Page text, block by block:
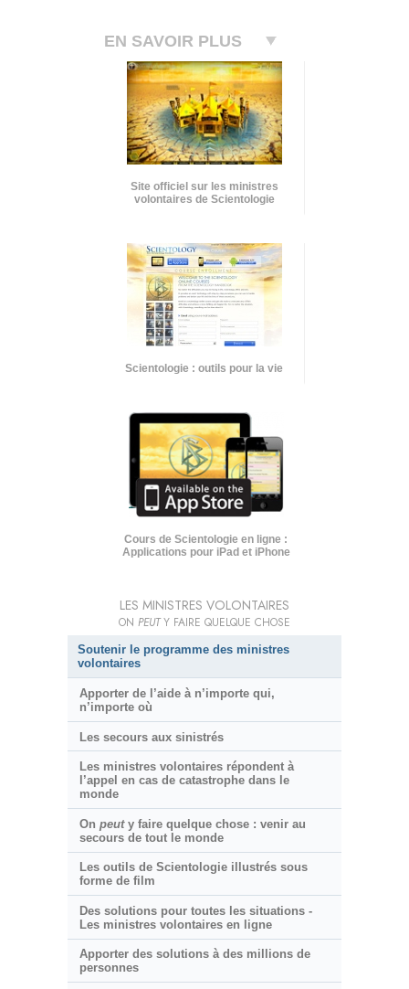
EN SAVOIR PLUS
Site officiel sur les ministres
volontaires de Scientologie
Scientologie : outils pour la vie
Cours de Scientologie en ligne :
Applications pour iPad et iPhone
LES MINISTRES VOLONTAIRES
ON PEUTY FAIRE QUELQUE CHOSE
Soutenir le programme des ministres
volontaires
Apporter de l’aide à n’importe qui,
n’importe où
Les secours aux sinistrés
Les ministres volontaires répondent à
l’appel en cas de catastrophe dans le
monde
On peuty faire quelque chose : venir au
secours de tout le monde
Les outils de Scientologie illustrés sous
forme de film
Des solutions pour toutes les situations -
Les ministres volontaires en ligne
Apporter des solutions à des millions de
personnes